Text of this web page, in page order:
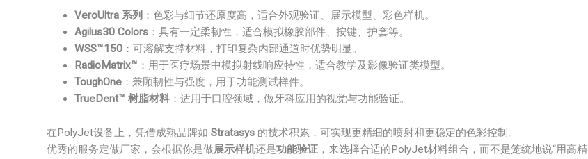
VeroUltra 系列 ：色彩与细节还原度高，适合外观验证、展示模型、彩色样机。
Agilus30 Colors ：具有一定柔韧性，适合模拟橡胶部件、按键、护套等。
WSS™150 ：可溶解支撑材料，打印复杂内部通道时优势明显。
RadioMatrix™ ：用于医疗场景中模拟射线响应特性，适合教学及影像验证类模型。
ToughOne ：兼顾韧性与强度，用于功能测试样件。
TrueDent™ 树脂材料 ：适用于口腔领域，做牙科应用的视觉与功能验证。
在PolyJet设备上，凭借成熟品牌如 Stratasys 的技术积累，可实现更精细的喷射和更稳定的色彩控制。
优秀的服务定做厂家，会根据你是做展示样机还是功能验证 ，来选择合适的PolyJet材料组合，而不是笼统地说“用高精